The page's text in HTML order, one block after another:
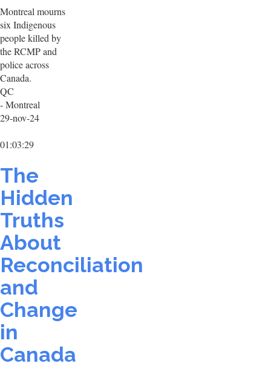
Montreal mourns
six Indigenous
people killed by
the RCMP and
police across
Canada.
QC
- Montreal
29-nov-24
01:03:29
The
Hidden
Truths
About
Reconciliation
and
Change
in
Canada